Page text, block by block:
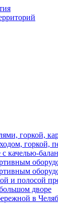
горкой,
горкой,
качелью-
и полосой
дворе
в